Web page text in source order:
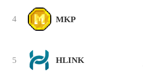
4 MKP
5 HLINK